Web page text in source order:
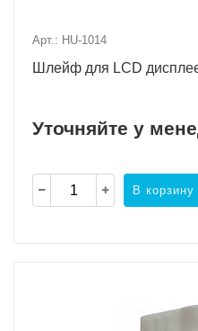
Арт.: HU-1014
Шлейф для LCD
Уточняйте у
В корзину